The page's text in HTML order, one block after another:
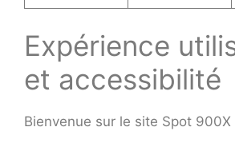
Expérience
et accessibilité
Bienvenue sur le site Spot